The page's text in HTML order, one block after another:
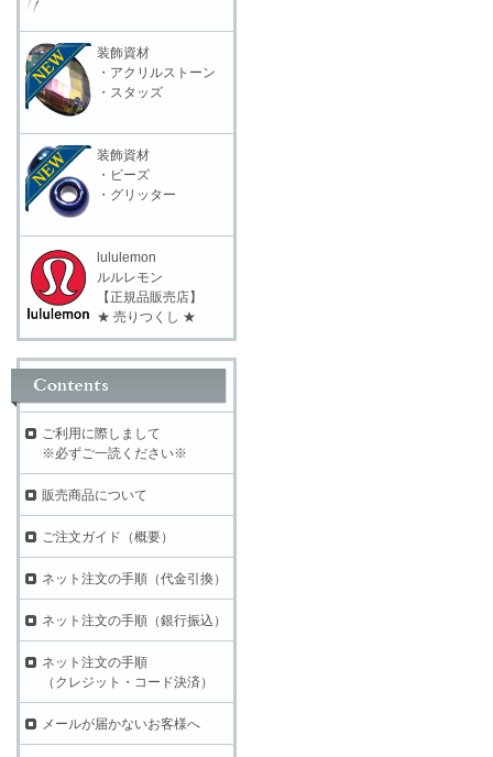
装飾資材
・アクリルストーン
・スタッズ
装飾資材
・ビーズ
・グリッター
lululemon
ルルレモン
【正規品販売店】
★ 売りつくし ★
ご利用に際しまして
※必ずご一読ください※
販売商品について
ご注文ガイド（概要）
ネット注文の手順（代金引換）
ネット注文の手順（銀行振込）
ネット注文の手順
（クレジット・コード決済）
メールが届かないお客様へ